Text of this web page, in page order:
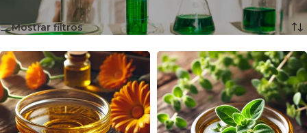
Mostrar filtros